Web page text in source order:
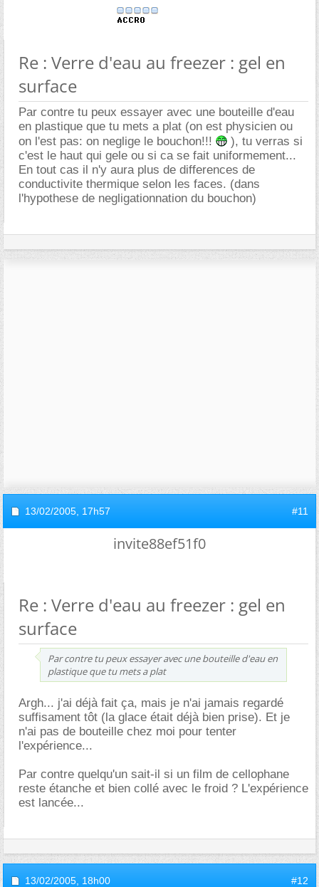
Re : Verre d'eau au freezer : gel en
surface
Par contre tu peux essayer avec une bouteille d'eau
en plastique que tu mets a plat (on est physicien ou
on l'est pas: on neglige le bouchon!!!
), tu verras si
c'est le haut qui gele ou si ca se fait uniformement...
En tout cas il n'y aura plus de differences de
conductivite thermique selon les faces. (dans
l'hypothese de negligationnation du bouchon)
13/02/2005, 17h57 #11
invite88ef51f0
Re : Verre d'eau au freezer : gel en
surface
Par contre tu peux essayer avec une bouteille d'eau en
plastique que tu mets a plat
Argh... j'ai déjà fait ça, mais je n'ai jamais regardé
suffisament tôt (la glace était déjà bien prise). Et je
n'ai pas de bouteille chez moi pour tenter
l'expérience...
Par contre quelqu'un sait-il si un film de cellophane
reste étanche et bien collé avec le froid ? L'expérience
est lancée...
13/02/2005, 18h00 #12